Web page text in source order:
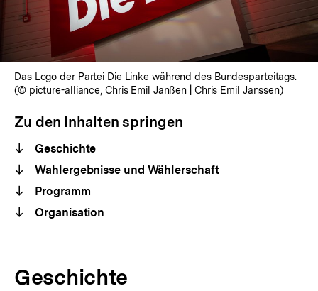
Das Logo der Partei Die Linke während des Bundesparteitags.
(© picture-alliance, Chris Emil Janßen | Chris Emil Janssen)
Zu den Inhalten springen
Geschichte
Wahlergebnisse und Wählerschaft
Programm
Organisation
Geschichte